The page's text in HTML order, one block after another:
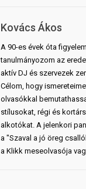
Kovács Ákos
A 90-es évek óta
tanulmányozom az
aktív DJ és szervezek
Célom, hogy
olvasókkal
stílusokat, régi és
alkotókat. A jelenkori
a "Szaval a jó öreg
a Klikk meseolvasója